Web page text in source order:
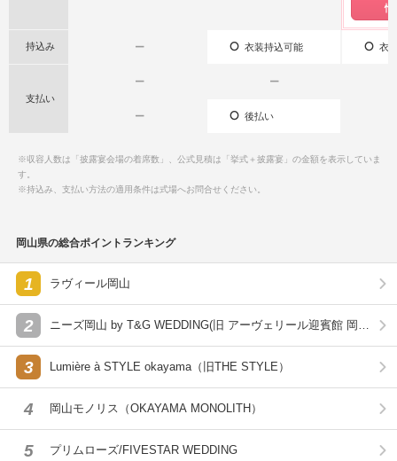
情
持込み ー 衣装持込可能 衣
支払い
ー ー
ー 後払い
※収容人数は「披露宴会場の着席数」、公式見積は「挙式＋披露宴」の金額を表示していま
す。
※持込み、支払い方法の適用条件は式場へお問合せください。
岡山県の総合ポイントランキング
1 ラヴィール岡山
2
ニーズ岡山 by T&G WEDDING(旧 アーヴェリール迎賓館 岡
3 Lumière à STYLE okayama（旧THE STYLE）
4 岡山モノリス（OKAYAMA MONOLITH）
5 プリムローズ/FIVESTAR WEDDING